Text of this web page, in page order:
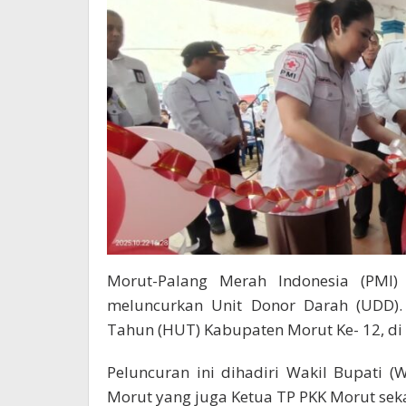
Morut-Palang Merah Indonesia
meluncurkan Unit Donor Darah
Tahun (HUT) Kabupaten Morut Ke- 12,
Peluncuran ini dihadiri Wakil Bupati
Morut yang juga Ketua TP PKK Morut